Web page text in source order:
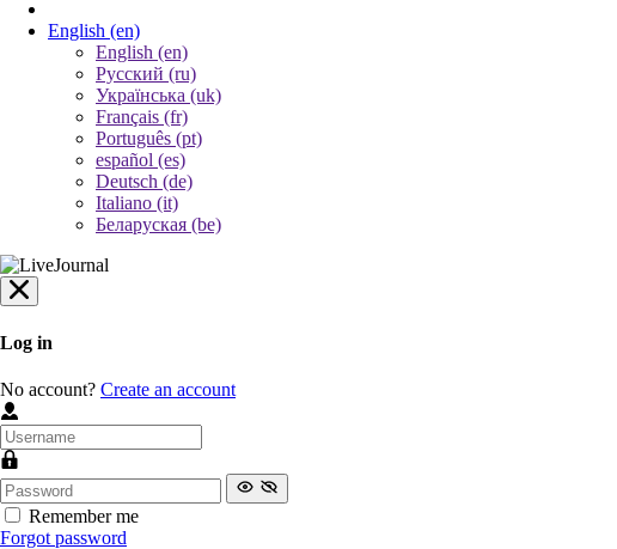
English (en)
English (en)
Русский (ru)
Українська (uk)
Français (fr)
Português (pt)
español (es)
Deutsch (de)
Italiano (it)
Беларуская (be)
Log in
No account? Create an account
Remember me
Forgot password